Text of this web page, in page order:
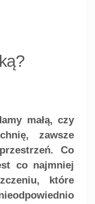
małą, czy
zawsze
Co
co najmniej
które